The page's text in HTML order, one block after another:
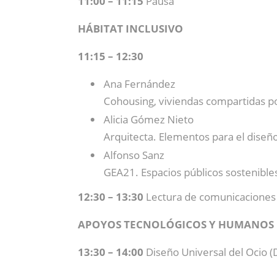
HÁBITAT INCLUSIVO
11:15 – 12:30
Ana Fernández
Cohousing, viviendas compartidas
Alicia Gómez Nieto
Arquitecta. Elementos para el
Alfonso Sanz
GEA21. Espacios públicos
12:30 – 13:30 Lectura de comunicaciones
APOYOS TECNOLÓGICOS Y HUMANOS
13:30 – 14:00 Diseño Universal del Ocio